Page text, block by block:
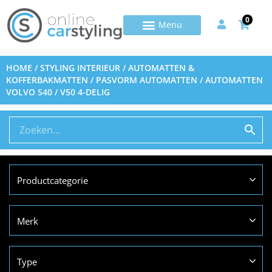
0
HOME /STYLING INTERIEUR /AUTOMATTEN &
KOFFERBAKMATTEN / PASVORM AUTOMATTEN / AUTOMATTEN
VOLVO S40 / V50 4-DELIG
Productcategorie
Merk
Type